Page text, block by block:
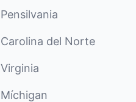
Pensilvania
Carolina del Norte
Virginia
Míchigan